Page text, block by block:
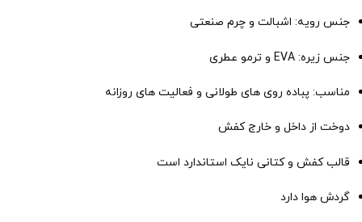
جنس رویه: اشبالت و چرم صنعتی
جنس زیره: EVA و ترمو عطری
مناسب: پباده روی های طولانی و فعالیت های روزانه
دوخت از داخل و خارج کفش
قالب کفش و کتانی نایک استاندارد است
گردش هوا دارد